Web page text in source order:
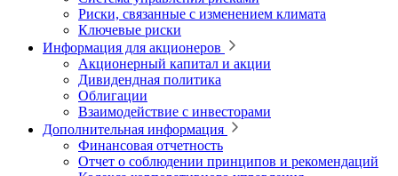
Риски, связанные с изменением климата
Ключевые риски
Информация для акционеров
Акционерный капитал и акции
Дивидендная политика
Облигации
Взаимодействие с инвесторами
Дополнительная информация
Финансовая отчетность
Отчет о соблюдении принципов и рекомендаций